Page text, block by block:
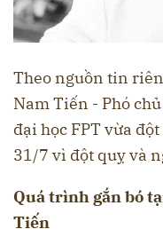
Theo nguồn tin
Nam Tiến - Phó
đại học FPT vừa
31/7 vì đột quỵ và
Quá trình gắn bó
Tiến